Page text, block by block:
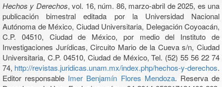
Hechos y Derechos, vol. 16, núm. 86, marzo-abril de 2025, es una
publicación bimestral editada por la Universidad Nacional
Autónoma de México, Ciudad Universitaria, Delegación Coyoacán,
C.P. 04510, Ciudad de México, por medio del Instituto de
Investigaciones Jurídicas, Circuito Mario de la Cueva s/n, Ciudad
Universitaria, C.P. 04510, Ciudad de México, Tel. (52) 55 56 22 74
74, http://revistas.juridicas.unam.mx/index.php/hechos-y-derechos.
Editor responsable Imer Benjamín Flores Mendoza. Reserva de